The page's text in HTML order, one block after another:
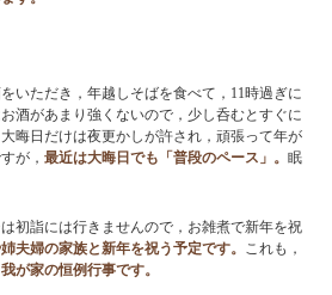
いただき，年越しそばを食べて，11時過ぎに
酒があまり強くないので，少し呑むとすぐに
晦日だけは夜更かしが許され，頑張って年が
が， 最近は大晦日でも「普段のペース」。 眠
初詣には行きませんので，お雑煮で新年を祝
夫婦の家族と新年を祝う予定です。 これも，
が家の恒例行事です。